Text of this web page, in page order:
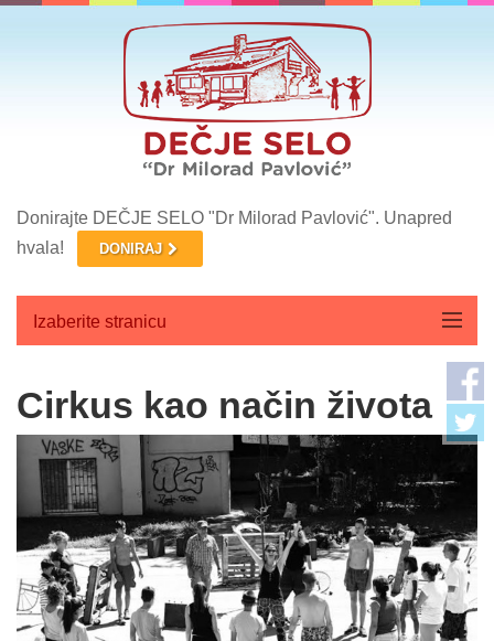
Donirajte DEČJE SELO "Dr Milorad Pavlović". Unapred
hvala!
DONIRAJ
Izaberite stranicu
O nama
Aktuelnosti
Galerija
Projekti
Prijatelji
Cirkus kao način života